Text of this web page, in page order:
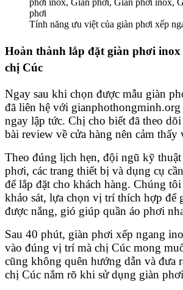
Tính năng ưu việt của giàn phơi xếp
Hoàn thành lắp đặt giàn phơi inox
chị Cúc
Ngay sau khi chọn được mẫu giàn
đã liên hệ với gianphothongminh.org
ngay lập tức. Chị cho biết đã theo
bài review về cửa hàng nên cảm thấy
Theo đúng lịch hẹn, đội ngũ kỹ thuật
phơi, các trang thiết bị và dụng cụ
để lắp đặt cho khách hàng. Chúng
khảo sát, lựa chọn vị trí thích hợp để
được nắng, gió giúp quần áo phơi
Sau 40 phút, giàn phơi xếp ngang
vào đúng vị trí mà chị Cúc mong
cũng không quên hướng dẫn và đưa
chị Cúc nắm rõ khi sử dụng giàn